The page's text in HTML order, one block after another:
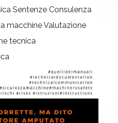
Sentenze Consulenza
macchineValutazione
tecnica